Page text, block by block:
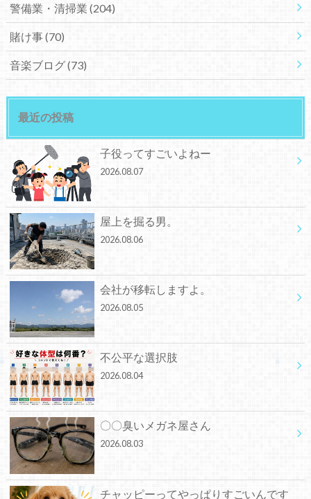
警備業・清掃業 (204)
賭け事(70)
音楽ブログ(73)
最近の投稿
子役ってすごいよねー
2026.08.07
屋上を掘る男。
2026.08.06
会社が移転しますよ。
2026.08.05
不公平な選択肢
2026.08.04
〇〇臭いメガネ屋さん
2026.08.03
チャッピーってやっぱりすごいんです